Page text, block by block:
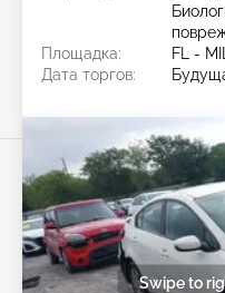
Площадка:
FL -
Дата торгов:
Swipe to